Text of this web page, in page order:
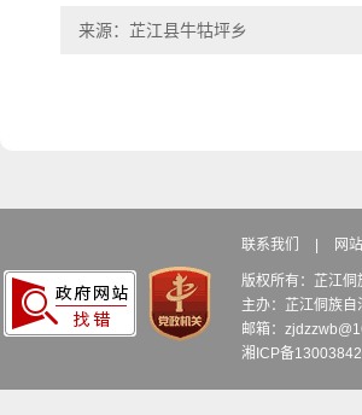
来源：芷江县牛牯坪乡
联系我们 网
版权所有：芷江
主办：芷江侗族
邮箱：
湘ICP备